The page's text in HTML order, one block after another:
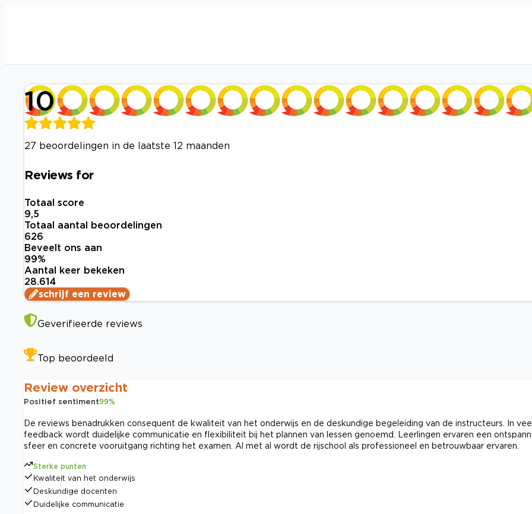
10
27 beoordelingen in de laatste 12 maanden
Reviews for
Totaal score
9,5
Totaal aantal beoordelingen
626
Beveelt ons aan
99%
Aantal keer bekeken
28.614
schrijf een review
Geverifieerde reviews
Top beoordeeld
Review overzicht
Positief sentiment99%
De reviews benadrukken consequent de kwaliteit van het onderwijs en de deskundige begeleiding van de instructeurs. In
feedback wordt duidelijke communicatie en flexibiliteit bij het plannen van lessen genoemd. Leerlingen ervaren een
sfeer en concrete vooruitgang richting het examen. Al met al wordt de rijschool als professioneel en betrouwbaar ervaren.
Sterke punten
Kwaliteit van het onderwijs
Deskundige docenten
Duidelijke communicatie